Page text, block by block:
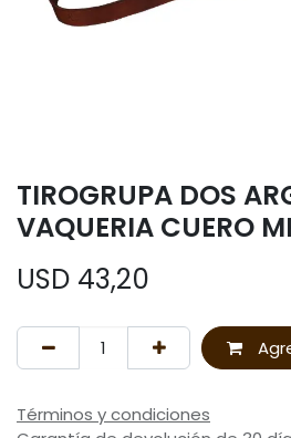
TIROGRUPA DOS
VAQUERIA CUERO
USD 43,20
Términos y condiciones